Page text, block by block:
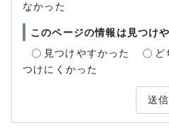
なかった
このページの情報は見つけ
見つけやすかった
ど
つけにくかった
送信